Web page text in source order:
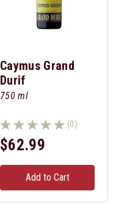
Caymus Grand
Durif
750 ml
(0)
$62.99
Add to Cart